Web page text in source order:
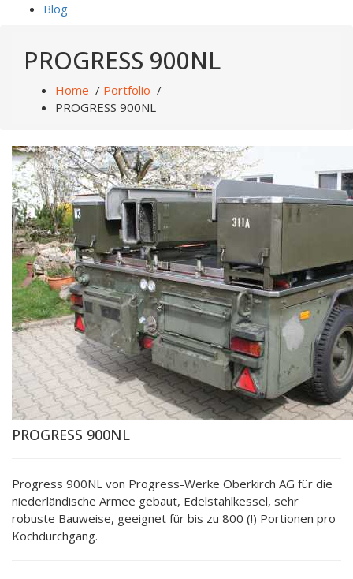
Blog
PROGRESS 900NL
Home / Portfolio /
PROGRESS 900NL
PROGRESS 900NL
Progress 900NL von Progress-Werke Oberkirch AG für die
niederländische Armee gebaut, Edelstahlkessel, sehr
robuste Bauweise, geeignet für bis zu 800 (!) Portionen pro
Kochdurchgang.